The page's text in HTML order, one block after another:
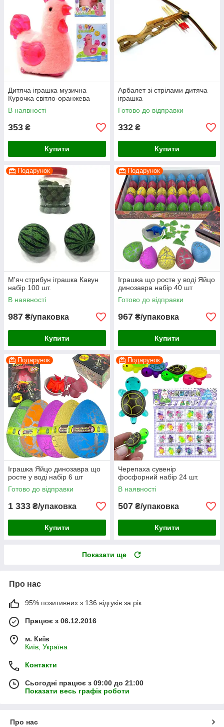
Дитяча іграшка музична
Курочка світло-оранжева
В наявності
353 ₴
Купити
Арбалет зі стрілами дитяча
іграшка
Готово до відправки
332 ₴
Купити
Подарунок
М'яч стрибун іграшка Кавун
набір 100 шт.
В наявності
987 ₴/упаковка
Купити
Подарунок
Іграшка що росте у воді Яйцо
динозавра набір 40 шт
Готово до відправки
967 ₴/упаковка
Купити
Подарунок
Іграшка Яйцо динозавра що
росте у воді набір 6 шт
Готово до відправки
1 333 ₴/упаковка
Купити
Подарунок
Черепаха сувенір
фосфорний набір 24 шт.
В наявності
507 ₴/упаковка
Купити
Показати ще
Про нас
95% позитивних з 136 відгуків за рік
Працює з 06.12.2016
м. Київ
Київ, Україна
Контакти
Сьогодні працює з 09:00 до 21:00
Показати весь графік роботи
Про нас